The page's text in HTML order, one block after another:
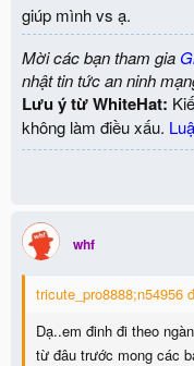
giúp mình vs ạ.
Mời các bạn tham gia
nhật tin tức an ninh
Lưu ý từ WhiteHat:
không làm điều xấu.
whf
tricute_pro8888;n54956
Dạ..em đinh đi theo
từ đâu trước mong các